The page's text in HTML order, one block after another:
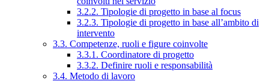
3.2.2. Tipologie di progetto in base al focus
3.2.3. Tipologie di progetto in base all’ambito di
intervento
3.3. Competenze, ruoli e figure coinvolte
3.3.1. Coordinatore di progetto
3.3.2. Definire ruoli e responsabilità
3.4. Metodo di lavoro